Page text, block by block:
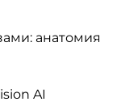
анатомия
AI